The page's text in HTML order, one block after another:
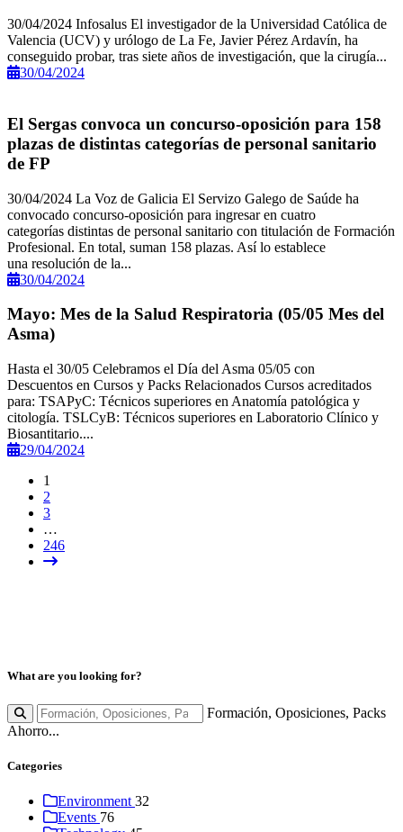
30/04/2024 Infosalus El investigador de la Universidad Católica de
Valencia (UCV) y urólogo de La Fe, Javier Pérez Ardavín, ha
conseguido probar, tras siete años de investigación, que la cirugía...
30/04/2024
El Sergas convoca un concurso-oposición para 158
plazas de distintas categorías de personal sanitario
de FP
30/04/2024 La Voz de Galicia El Servizo Galego de Saúde ha
convocado concurso-oposición para ingresar en cuatro
categorías distintas de personal sanitario con titulación de Formación
Profesional. En total, suman 158 plazas. Así lo establece
una resolución de la...
30/04/2024
Mayo: Mes de la Salud Respiratoria (05/05 Mes del
Asma)
Hasta el 30/05 Celebramos el Día del Asma 05/05 con
Descuentos en Cursos y Packs Relacionados Cursos acreditados
para: TSAPyC: Técnicos superiores en Anatomía patológica y
citología. TSLCyB: Técnicos superiores en Laboratorio Clínico y
Biosantitario....
29/04/2024
1
2
3
…
246
What are you looking for?
Formación, Oposiciones, Packs
Ahorro...
Categories
Environment 32
Events 76